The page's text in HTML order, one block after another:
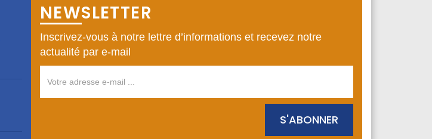
NEWSLETTER
Inscrivez-vous à notre lettre d’informations et recevez notre
actualité par e-mail